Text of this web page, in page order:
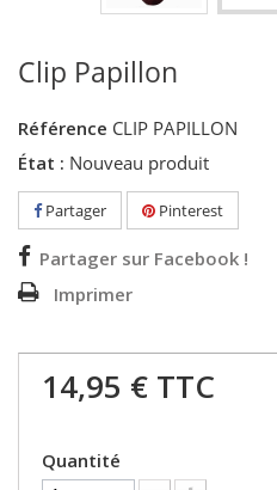
Clip Papillon
Référence CLIP PAPILLON
État : Nouveau produit
Partager Pinterest
Partager sur Facebook !
Imprimer
14,95 € TTC
Quantité